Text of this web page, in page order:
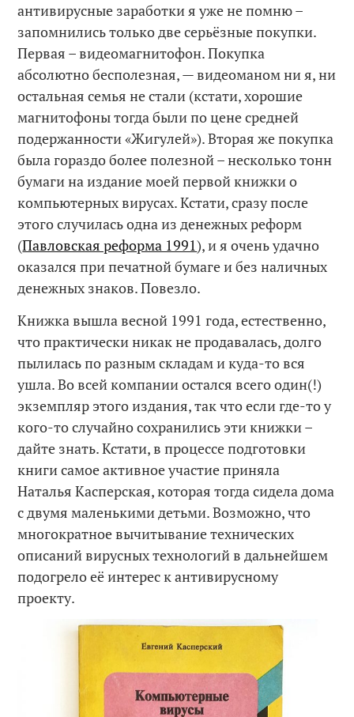
антивирусные заработки я уже не помню –
запомнились только две серьёзные покупки.
Первая – видеомагнитофон. Покупка
абсолютно бесполезная, — видеоманом ни я, ни
остальная семья не стали (кстати, хорошие
магнитофоны тогда были по цене средней
подержанности «Жигулей»). Вторая же покупка
была гораздо более полезной – несколько тонн
бумаги на издание моей первой книжки о
компьютерных вирусах. Кстати, сразу после
этого случилась одна из денежных реформ
(Павловская реформа 1991), и я очень удачно
оказался при печатной бумаге и без наличных
денежных знаков. Повезло.
Книжка вышла весной 1991 года, естественно,
что практически никак не продавалась, долго
пылилась по разным складам и куда-то вся
ушла. Во всей компании остался всего один(!)
экземпляр этого издания, так что если где-то у
кого-то случайно сохранились эти книжки –
дайте знать. Кстати, в процессе подготовки
книги самое активное участие приняла
Наталья Касперская, которая тогда сидела дома
с двумя маленькими детьми. Возможно, что
многократное вычитывание технических
описаний вирусных технологий в дальнейшем
подогрело её интерес к антивирусному
проекту.